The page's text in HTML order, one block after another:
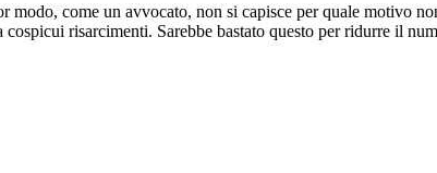
come un avvocato, non si capisce per quale motivo
risarcimenti. Sarebbe bastato questo per ridurre il